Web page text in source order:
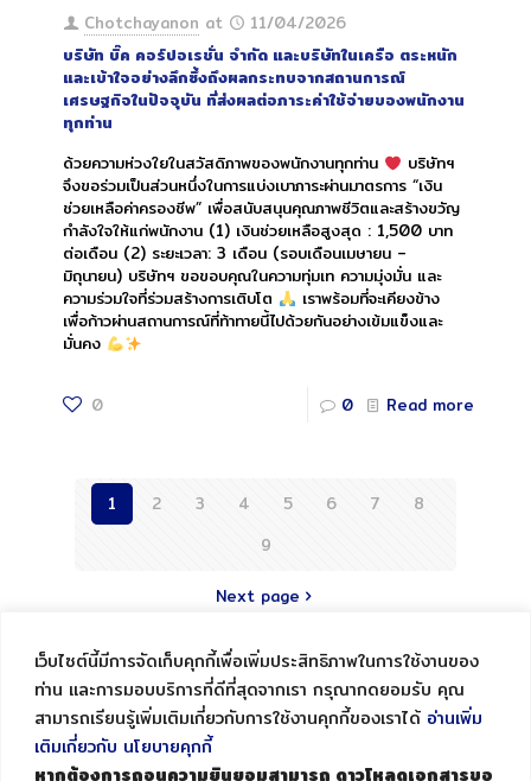
เว็บไซต์นี้มีการจัดเก็บคุกกี้เพื่อเพิ่มประสิทธิภาพในการใช้งานของ
ท่าน และการมอบบริการที่ดีที่สุดจากเรา กรุณากดยอมรับ คุณ
สามารถเรียนรู้เพิ่มเติมเกี่ยวกับการใช้งานคุกกี้ของเราได้ อ่านเพิ่ม
เติมเกี่ยวกับ นโยบายคุกกี้
หากต้องการถอนความยินยอมสามารถ ดาวโหลดเอกสารขอ
Chotchayanon at
11/04/2026
บริษัท บิ๊ค คอร์ปอเรชั่น จำกัด และบริษัทในเครือ ตระหนัก
และเข้าใจอย่างลึกซึ้งถึงผลกระทบจากสถานการณ์
เศรษฐกิจในปัจจุบัน ที่ส่งผลต่อภาระค่าใช้จ่ายของพนักงาน
ทุกท่าน
ด้วยความห่วงใยในสวัสดิภาพของพนักงานทุกท่าน
บริษัทฯ
จึงขอร่วมเป็นส่วนหนึ่งในการแบ่งเบาภาระผ่านมาตรการ “เงิน
ช่วยเหลือค่าครองชีพ” เพื่อสนับสนุนคุณภาพชีวิตและสร้างขวัญ
กำลังใจให้แก่พนักงาน (1) เงินช่วยเหลือสูงสุด : 1,500 บาท
ต่อเดือน (2) ระยะเวลา: 3 เดือน (รอบเดือนเมษายน –
มิถุนายน) บริษัทฯ ขอขอบคุณในความทุ่มเท ความมุ่งมั่น และ
ความร่วมใจที่ร่วมสร้างการเติบโต
เราพร้อมที่จะเคียงข้าง
เพื่อก้าวผ่านสถานการณ์ที่ท้าทายนี้ไปด้วยกันอย่างเข้มแข็งและ
มั่นคง
0 0 Read more
1 2 3 4 5 6 7
8
9
Next page